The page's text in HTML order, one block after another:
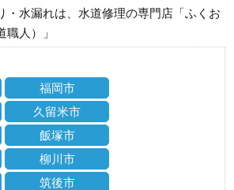
・水漏れは、水道修理の専門店「ふくお
人）」
福岡市
久留米市
飯塚市
柳川市
筑後市